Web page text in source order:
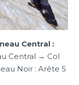
Central :
Central → Col
Noir : Arête S